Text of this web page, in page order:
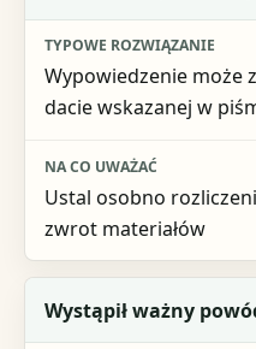
Wypowiedzenie może
dacie wskazanej w
Ustal osobno
zwrot materiałów
Wystąpił ważny